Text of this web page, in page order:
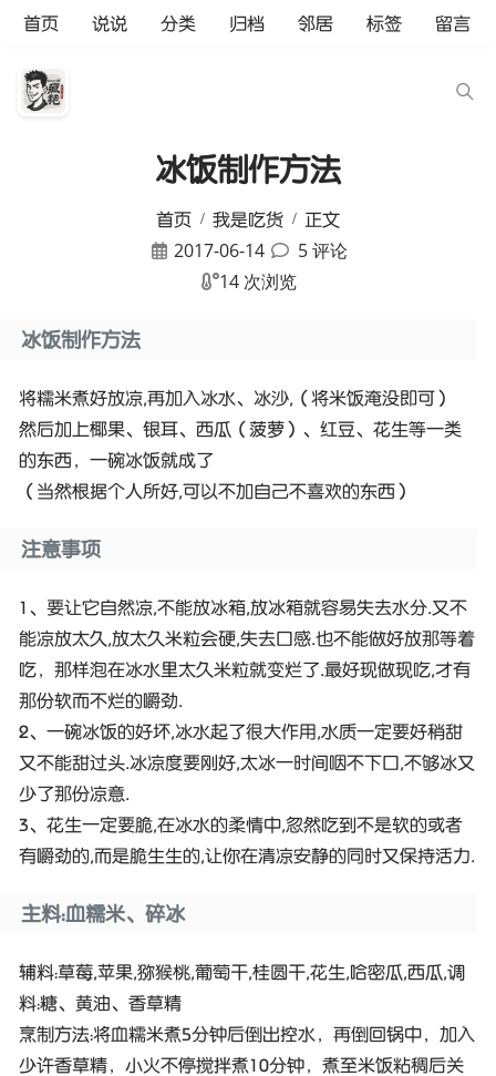
首页 说说 分类 归档 邻居 标签 留言
冰饭制作方法
首页 我是吃货 正文
2017-06-14
5 评论
14 次浏览
冰饭制作方法
将糯米煮好放凉,再加入冰水、冰沙,（将米饭淹没即可）
然后加上椰果、银耳、西瓜（菠萝）、红豆、花生等一类
的东西，一碗冰饭就成了
（当然根据个人所好,可以不加自己不喜欢的东西）
注意事项
1、要让它自然凉,不能放冰箱,放冰箱就容易失去水分.又不
能凉放太久,放太久米粒会硬,失去口感.也不能做好放那等着
吃，那样泡在冰水里太久米粒就变烂了.最好现做现吃,才有
那份软而不烂的嚼劲.
2、一碗冰饭的好坏,冰水起了很大作用,水质一定要好稍甜
又不能甜过头.冰凉度要刚好,太冰一时间咽不下口,不够冰又
少了那份凉意.
3、花生一定要脆,在冰水的柔情中,忽然吃到不是软的或者
有嚼劲的,而是脆生生的,让你在清凉安静的同时又保持活力.
主料：血糯米、碎冰
辅料：草莓,苹果,猕猴桃,葡萄干,桂圆干,花生,哈密瓜,西瓜,调
料：糖、黄油、香草精
烹制方法：将血糯米煮5分钟后倒出控水，再倒回锅中，加入
少许香草精，小火不停搅拌煮10分钟，煮至米饭粘稠后关